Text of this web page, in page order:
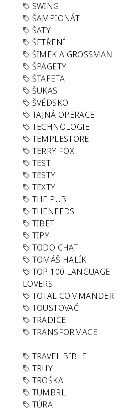
SWING
ŠAMPIONÁT
ŠATY
ŠETŘENÍ
ŠIMEK A GROSSMAN
ŠPAGETY
ŠTAFETA
ŠUKAS
ŠVÉDSKO
TAJNÁ OPERACE
TECHNOLOGIE
TEMPLESTORE
TERRY FOX
TEST
TESTY
TEXTY
THE PUB
THENEEDS
TIBET
TIPY
TODO CHAT
TOMÁŠ HALÍK
TOP 100 LANGUAGE
LOVERS
TOTAL COMMANDER
TOUSTOVAČ
TRADICE
TRANSFORMACE
TRAVEL BIBLE
TRHY
TROŠKA
TUMBRL
TÚRA